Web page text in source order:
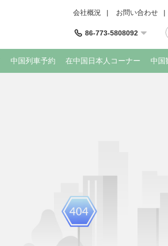
会社概況 | お問い合わせ |
86-773-5808092
中国列車予約 在中国日本人コーナー 中国